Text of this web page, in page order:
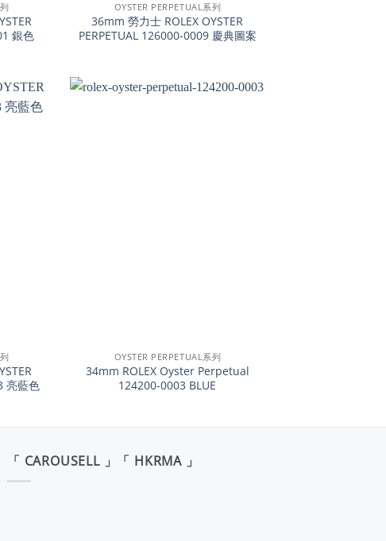
銀色
OYSTER PERPETUAL系列
36mm 勞力士 ROLEX OYSTER
PERPETUAL 126000-0009 慶典圖案
亮藍色
OYSTER PERPETUAL系列
34mm ROLEX Oyster Perpetual
124200-0003 BLUE
「 CAROUSELL 」「 HKRMA 」